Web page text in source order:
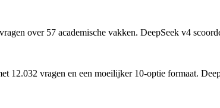
over 57 academische vakken. DeepSeek v4
12.032 vragen en een moeilijker 10-optie formaat.